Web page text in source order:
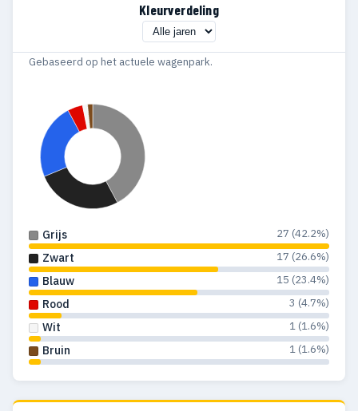
Kleurverdeling
Gebaseerd op het actuele wagenpark.
Grijs 27 (42.2%)
Zwart 17 (26.6%)
Blauw 15 (23.4%)
Rood 3 (4.7%)
Wit 1 (1.6%)
Bruin 1 (1.6%)